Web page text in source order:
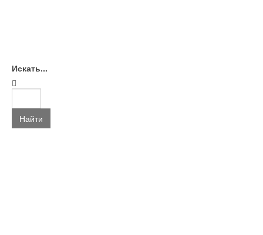
Искать...
Найти